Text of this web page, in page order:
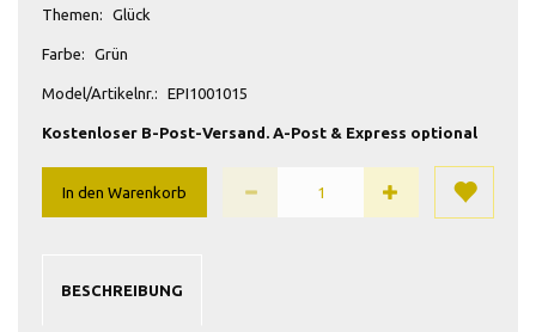
Themen: Glück
Farbe: Grün
Model/Artikelnr.: EPI1001015
Kostenloser B-Post-Versand. A-Post & Express optional
In den Warenkorb
BESCHREIBUNG